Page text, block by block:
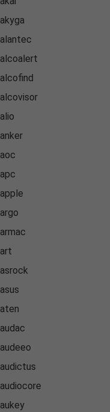
akyga
alantec
alcoalert
alcofind
alcovisor
alio
anker
aoc
apc
apple
argo
armac
art
asrock
asus
aten
audac
audeeo
audictus
audiocore
aukey